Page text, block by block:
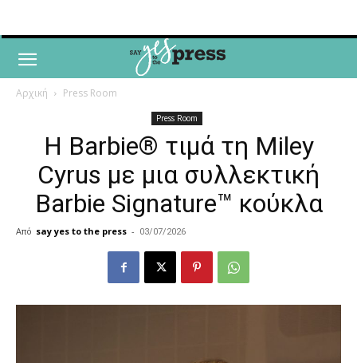
Αρχική Press Room
Press Room
Η Barbie® τιμά τη Miley
Cyrus με μια συλλεκτική
Barbie Signature™ κούκλα
Από say yes to the press - 03/07/2026